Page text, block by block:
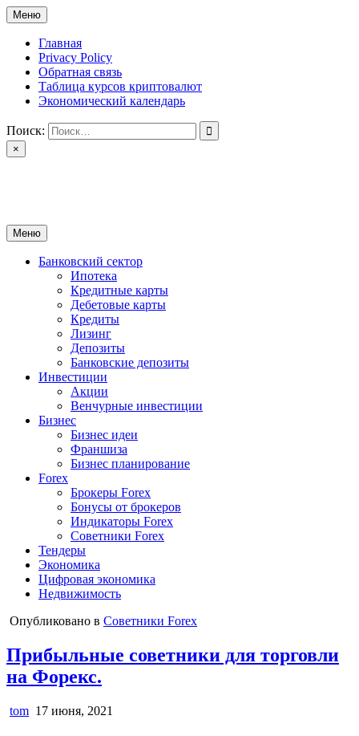
Перейти
к
содержимому
Меню
Главная
Privacy Policy
Обратная связь
Таблица курсов криптовалют
Экономический календарь
Поиск:
×
Меню
Банковский сектор
Ипотека
Кредитные карты
Дебетовые карты
Кредиты
Лизинг
Депозиты
Банковские депозиты
Инвестиции
Акции
Венчурные инвестиции
Бизнес
Бизнес идеи
Франшиза
Бизнес планирование
Forex
Брокеры Forex
Бонусы от брокеров
Индикаторы Forex
Советники Forex
Тендеры
Экономика
Цифровая экономика
Недвижимость
Опубликовано в Советники Forex
Прибыльные советники для торговли
на Форекс.
tom 17 июня, 2021